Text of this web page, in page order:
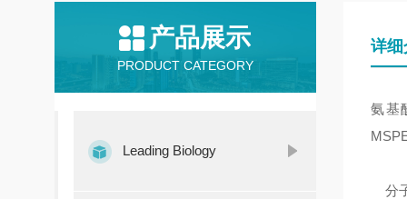
产品展示
PRODUCT CATEGORY
Leading Biology
详细
氨基
分